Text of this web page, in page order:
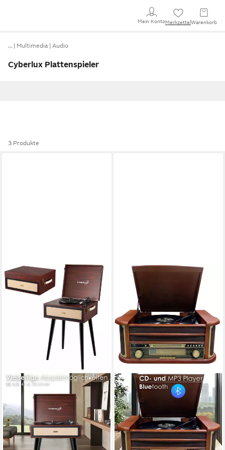
Mein KontoMerkzettel Warenkorb
… Multimedia Audio
Cyberlux Plattenspieler
3 Produkte